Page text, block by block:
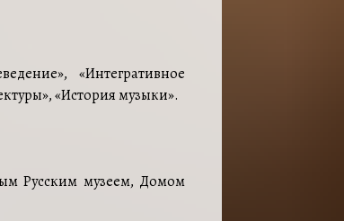
«Интегративное
«История музыки».
Русским музеем, Домом